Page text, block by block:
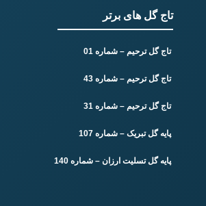
تاج گل های برتر
تاج گل ترحیم – شماره 01
تاج گل ترحیم – شماره 43
تاج گل ترحیم – شماره 31
پایه گل تبریک – شماره 107
پایه گل تسلیت ارزان – شماره 140